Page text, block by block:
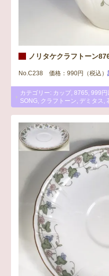
ノリタケクラフトーン
No.C238 価格：990円（税込）
カテゴリー: カップ ,8765,999円
SONG, クラフトーン, デミタス ,